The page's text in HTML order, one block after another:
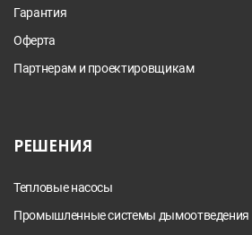
Гарантия
Оферта
Партнерам и проектировщикам
РЕШЕНИЯ
Тепловые насосы
Промышленные системы дымоотведения